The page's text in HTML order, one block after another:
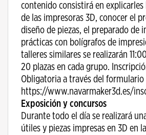
contenido consistirá en explicarles
de las impresoras 3D, conocer el
diseño de piezas, el preparado de
prácticas con bolígrafos de
talleres similares se realizarán
20 plazas en cada grupo.
Obligatoria a través del
https://www.navarmaker3d.es/
Exposición y concursos
Durante todo el día se realizará
útiles y piezas impresas en 3D en